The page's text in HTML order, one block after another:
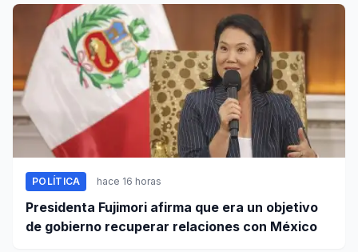
POLÍTICA hace 16 horas
Presidenta Fujimori afirma que era un objetivo
de gobierno recuperar relaciones con México